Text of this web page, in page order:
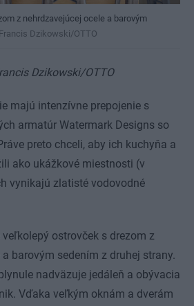
z nehrdzavejúcej ocele a barovým
Francis Dzikowski/OTTO
Dzikowski/OTTO
majú intenzívne prepojenie s
armatúr Watermark Designs so
preto chceli, aby ich kuchyňa a
ako ukážkové miestnosti (v
vynikajú zlatisté vodovodné
ostrovček s drezom z
barovým sedením z druhej strany.
nadväzuje jedáleň a obývacia
Vďaka veľkým oknám a dverám